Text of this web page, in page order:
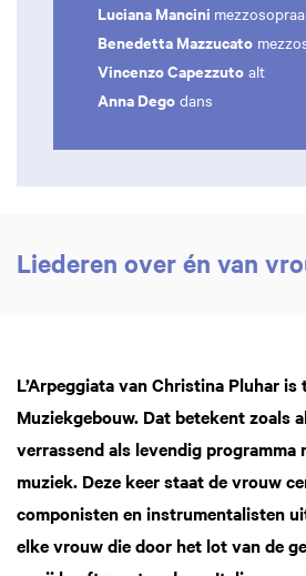
Luciana Mancini
Benedetta Mazzucato
Vincenzo Capezzuto alt
Anna Dego dans
Liederen over én van
L’Arpeggiata van Christina Pluhar
Muziekgebouw. Dat betekent zoals
verrassend als levendig programma
muziek. Deze keer staat de vrouw
componisten en instrumentalisten
elke vrouw die door het lot van de